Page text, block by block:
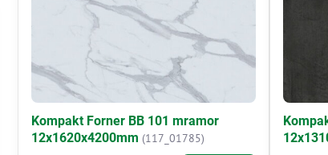
Kompakt Forner BB 101 mramor
12x1620x4200mm (117_01785)